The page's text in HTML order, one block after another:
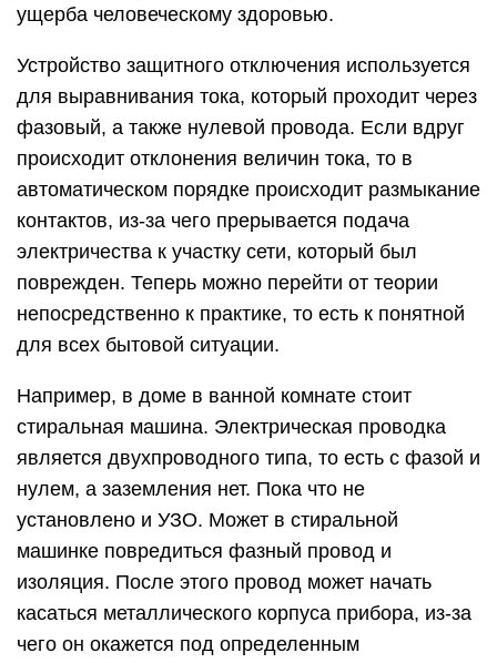
ущерба человеческому здоровью.
Устройство защитного отключения используется
для выравнивания тока, который проходит через
фазовый, а также нулевой провода. Если вдруг
происходит отклонения величин тока, то в
автоматическом порядке происходит размыкание
контактов, из-за чего прерывается подача
электричества к участку сети, который был
поврежден. Теперь можно перейти от теории
непосредственно к практике, то есть к понятной
для всех бытовой ситуации.
Например, в доме в ванной комнате стоит
стиральная машина. Электрическая проводка
является двухпроводного типа, то есть с фазой и
нулем, а заземления нет. Пока что не
установлено и УЗО. Может в стиральной
машинке повредиться фазный провод и
изоляция. После этого провод может начать
касаться металлического корпуса прибора, из-за
чего он окажется под определенным